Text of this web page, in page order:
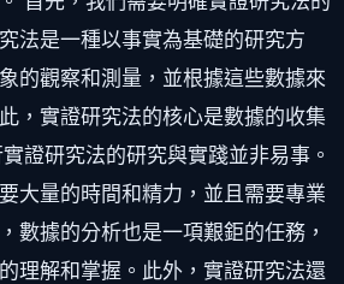
法是一種以事實為基礎的研究方
的觀察和測量，並根據這些數據來
，實證研究法的核心是數據的收集
證研究法的研究與實踐並非易事。
大量的時間和精力，並且需要專業
數據的分析也是一項艱鉅的任務，
理解和掌握。此外，實證研究法還